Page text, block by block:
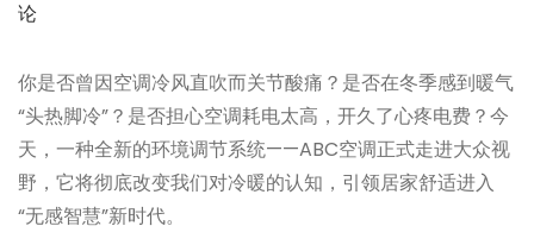
者
论
你是否曾因空调冷风直吹而关节酸痛？是否在冬季感到暖气
“头热脚冷”？是否担心空调耗电太高，开久了心疼电费？今
天，一种全新的环境调节系统——ABC空调正式走进大众视
野，它将彻底改变我们对冷暖的认知，引领居家舒适进入
“无感智慧”新时代。